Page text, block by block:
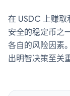
在 USDC 上赚取
安全的稳定币之
各自的风险因素
出明智决策至关